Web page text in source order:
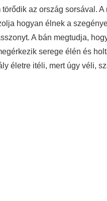
az ország sorsával.
hogyan élnek a
A bán megtudja,
serege élén és
életre itéli, mert úgy véli,